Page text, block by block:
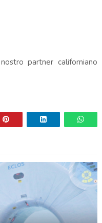
partner californiano